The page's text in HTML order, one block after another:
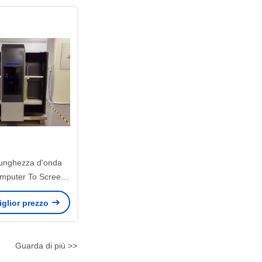
d'onda
To Screen
prezzo
Guarda di più >>